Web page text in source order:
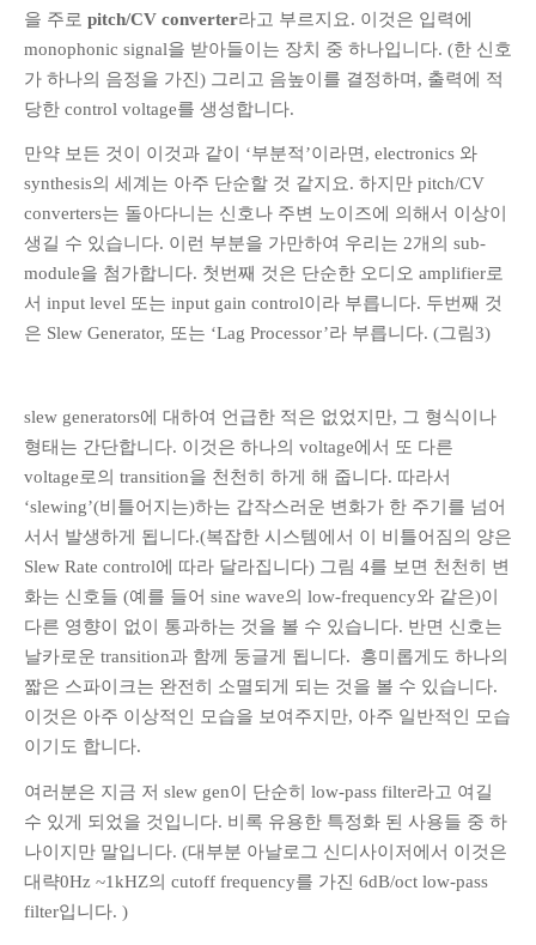
을 주로 pitch/CV converter라고 부르지요. 이것은 입력에
monophonic signal을 받아들이는 장치 중 하나입니다. (한 신호
가 하나의 음정을 가진) 그리고 음높이를 결정하며, 출력에 적
당한 control voltage를 생성합니다.
만약 보든 것이 이것과 같이 ‘부분적’이라면, electronics 와
synthesis의 세계는 아주 단순할 것 같지요. 하지만 pitch/CV
converters는 돌아다니는 신호나 주변 노이즈에 의해서 이상이
생길 수 있습니다. 이런 부분을 가만하여 우리는 2개의 sub-
module을 첨가합니다. 첫번째 것은 단순한 오디오 amplifier로
서 input level 또는 input gain control이라 부릅니다. 두번째 것
은 Slew Generator, 또는 ‘Lag Processor’라 부릅니다. (그림3)
slew generators에 대하여 언급한 적은 없었지만, 그 형식이나
형태는 간단합니다. 이것은 하나의 voltage에서 또 다른
voltage로의 transition을 천천히 하게 해 줍니다. 따라서
‘slewing’(비틀어지는)하는 갑작스러운 변화가 한 주기를 넘어
서서 발생하게 됩니다.(복잡한 시스템에서 이 비틀어짐의 양은
Slew Rate control에 따라 달라집니다) 그림 4를 보면 천천히 변
화는 신호들 (예를 들어 sine wave의 low-frequency와 같은)이
다른 영향이 없이 통과하는 것을 볼 수 있습니다. 반면 신호는
날카로운 transition과 함께 둥글게 됩니다. 흥미롭게도 하나의
짧은 스파이크는 완전히 소멸되게 되는 것을 볼 수 있습니다.
이것은 아주 이상적인 모습을 보여주지만, 아주 일반적인 모습
이기도 합니다.
여러분은 지금 저 slew gen이 단순히 low-pass filter라고 여길
수 있게 되었을 것입니다. 비록 유용한 특정화 된 사용들 중 하
나이지만 말입니다. (대부분 아날로그 신디사이저에서 이것은
대략0Hz ~1kHZ의 cutoff frequency를 가진 6dB/oct low-pass
filter입니다. )